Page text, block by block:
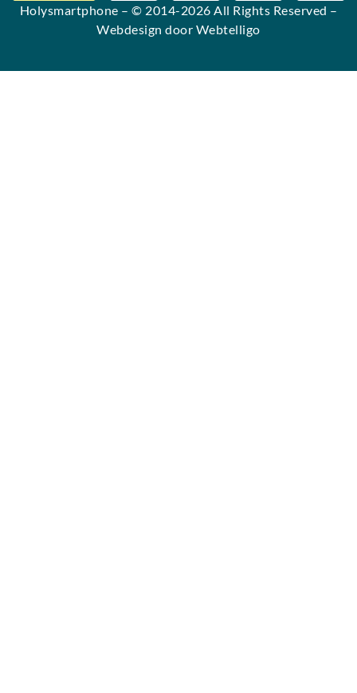
Holysmartphone – © 2014-2026 All Rights Reserved –
Webdesign door Webtelligo